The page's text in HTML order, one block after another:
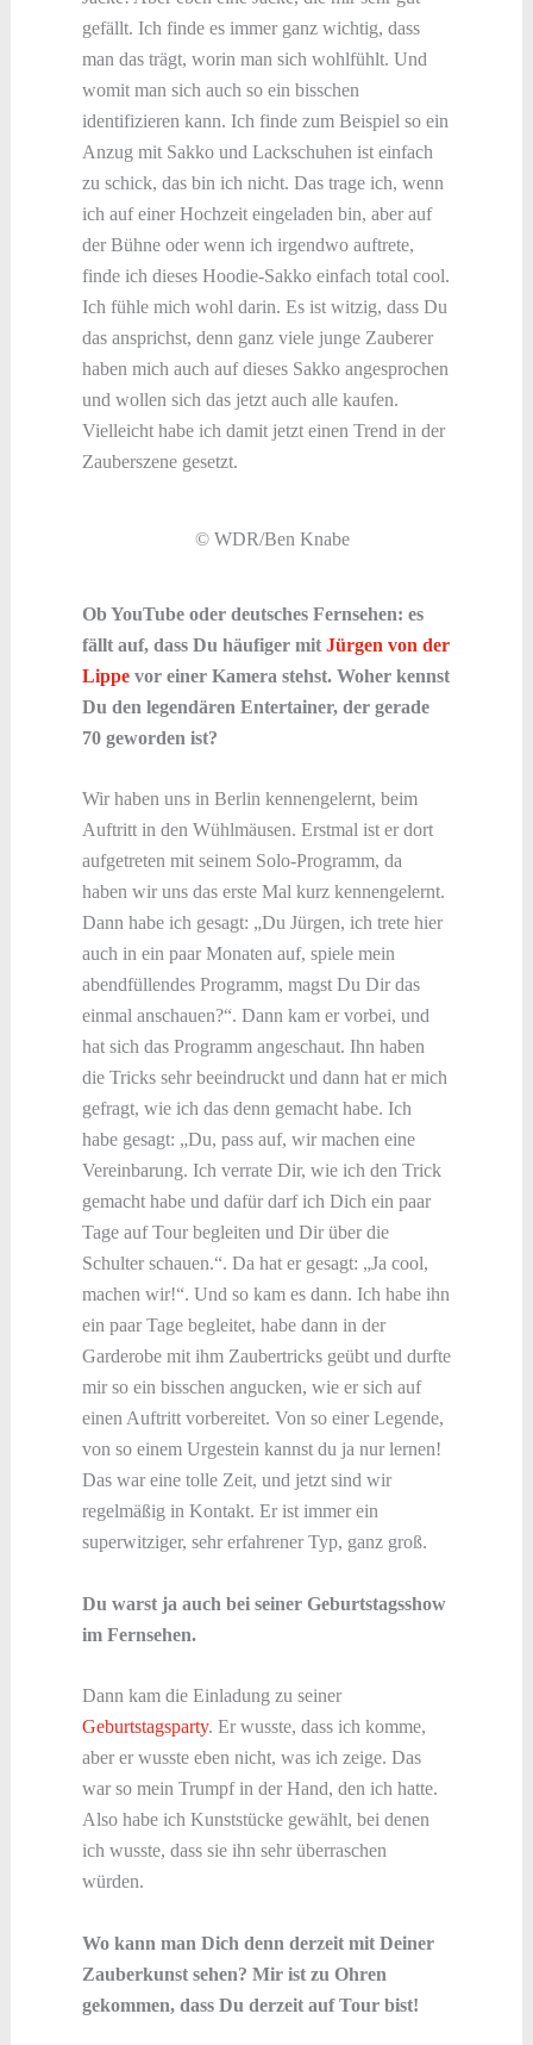
gefällt. Ich finde es immer ganz wichtig, dass
man das trägt, worin man sich wohlfühlt. Und
womit man sich auch so ein bisschen
identifizieren kann. Ich finde zum Beispiel so ein
Anzug mit Sakko und Lackschuhen ist einfach
zu schick, das bin ich nicht. Das trage ich, wenn
ich auf einer Hochzeit eingeladen bin, aber auf
der Bühne oder wenn ich irgendwo auftrete,
finde ich dieses Hoodie-Sakko einfach total cool.
Ich fühle mich wohl darin. Es ist witzig, dass Du
das ansprichst, denn ganz viele junge Zauberer
haben mich auch auf dieses Sakko angesprochen
und wollen sich das jetzt auch alle kaufen.
Vielleicht habe ich damit jetzt einen Trend in der
Zauberszene gesetzt.
© WDR/Ben Knabe
Ob YouTube oder deutsches Fernsehen: es
fällt auf, dass Du häufiger mit Jürgen von der
Lippevor einer Kamera stehst. Woher kennst
Du den legendären Entertainer, der gerade
70 geworden ist?
Wir haben uns in Berlin kennengelernt, beim
Auftritt in den Wühlmäusen. Erstmal ist er dort
aufgetreten mit seinem Solo-Programm, da
haben wir uns das erste Mal kurz kennengelernt.
Dann habe ich gesagt: „Du Jürgen, ich trete hier
auch in ein paar Monaten auf, spiele mein
abendfüllendes Programm, magst Du Dir das
einmal anschauen?“. Dann kam er vorbei, und
hat sich das Programm angeschaut. Ihn haben
die Tricks sehr beeindruckt und dann hat er mich
gefragt, wie ich das denn gemacht habe. Ich
habe gesagt: „Du, pass auf, wir machen eine
Vereinbarung. Ich verrate Dir, wie ich den Trick
gemacht habe und dafür darf ich Dich ein paar
Tage auf Tour begleiten und Dir über die
Schulter schauen.“. Da hat er gesagt: „Ja cool,
machen wir!“. Und so kam es dann. Ich habe ihn
ein paar Tage begleitet, habe dann in der
Garderobe mit ihm Zaubertricks geübt und durfte
mir so ein bisschen angucken, wie er sich auf
einen Auftritt vorbereitet. Von so einer Legende,
von so einem Urgestein kannst du ja nur lernen!
Das war eine tolle Zeit, und jetzt sind wir
regelmäßig in Kontakt. Er ist immer ein
superwitziger, sehr erfahrener Typ, ganz groß.
Du warst ja auch bei seiner Geburtstagsshow
im Fernsehen.
Dann kam die Einladung zu seiner
Geburtstagsparty. Er wusste, dass ich komme,
aber er wusste eben nicht, was ich zeige. Das
war so mein Trumpf in der Hand, den ich hatte.
Also habe ich Kunststücke gewählt, bei denen
ich wusste, dass sie ihn sehr überraschen
würden.
Wo kann man Dich denn derzeit mit Deiner
Zauberkunst sehen? Mir ist zu Ohren
gekommen, dass Du derzeit auf Tour bist!